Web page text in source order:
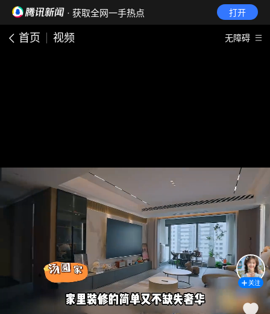
· 获取全网一手热点 打开
首页 视频 无障碍
关注